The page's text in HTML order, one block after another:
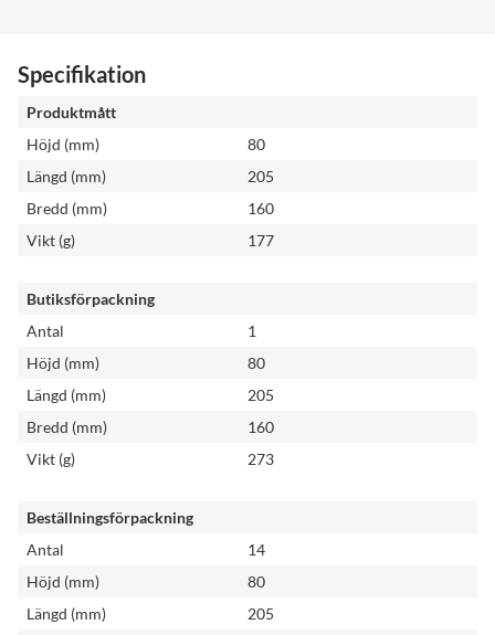
Specifikation
Produktmått
Höjd (mm)
80
Längd (mm)
205
Bredd (mm)
160
Vikt (g)
177
Butiksförpackning
Antal
1
Höjd (mm)
80
Längd (mm)
205
Bredd (mm)
160
Vikt (g)
273
Beställningsförpackning
Antal
14
Höjd (mm)
80
Längd (mm)
205